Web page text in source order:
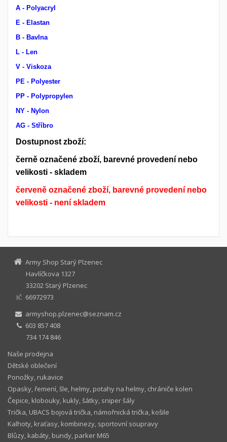
A - Polyacryl
E - Elastan
B - Bavlna
L - Len
V - Viskoza
PE - Polyester
PP - Polypropylen
NY - Nylon
AG - Stříbro
Dostupnost zboží:
černě označené zboží, barevné provedení nebo
velikosti - skladem
červeně označené zboží, barevné provedení nebo
velikosti - není skladem
Army Shop Starý Plzenec
Havlíčkova 1327
33202 Starý Plzenec
IČ
66972973
armyshop.plzenec@seznam.cz
603 857 408
734 174 846
Naše prodejna
Dětské oblečení
Ponožky, rukavice
Opasky, řemení, šle, helmy, potahy na helmy, chrániče kolen
Čepice, klobouky, kukly, šátky, sniper šály
Trička, UBACS bojová trička, námořnická trička, košile
Kalhoty, kraťasy, kombinezy, sportovní soupravy
Blůzy, kabáty, bundy, parker M65